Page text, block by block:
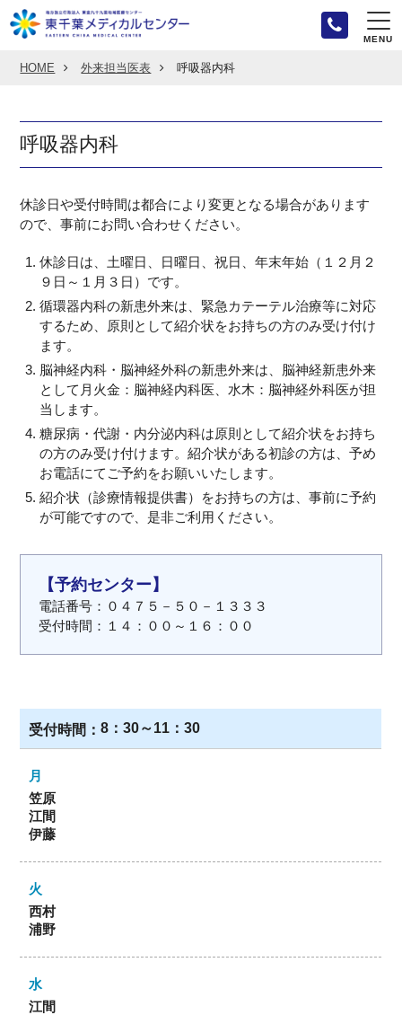
MENU
HOME 外来担当医表 呼吸器内科
呼吸器内科
休診日や受付時間は都合により変更となる場合があります
ので、事前にお問い合わせください。
休診日は、土曜日、日曜日、祝日、年末年始（１２月２
９日～１月３日）です。
循環器内科の新患外来は、緊急カテーテル治療等に対応
するため、原則として紹介状をお持ちの方のみ受け付け
ます。
脳神経内科・脳神経外科の新患外来は、脳神経新患外来
として月火金：脳神経内科医、水木：脳神経外科医が担
当します。
糖尿病・代謝・内分泌内科は原則として紹介状をお持ち
の方のみ受け付けます。紹介状がある初診の方は、予め
お電話にてご予約をお願いいたします。
紹介状（診療情報提供書）をお持ちの方は、事前に予約
が可能ですので、是非ご利用ください。
【予約センター】
電話番号：０４７５－５０－１３３３
受付時間：１４：００～１６：００
8：30～11：30
笠原
江間
伊藤
西村
浦野
江間